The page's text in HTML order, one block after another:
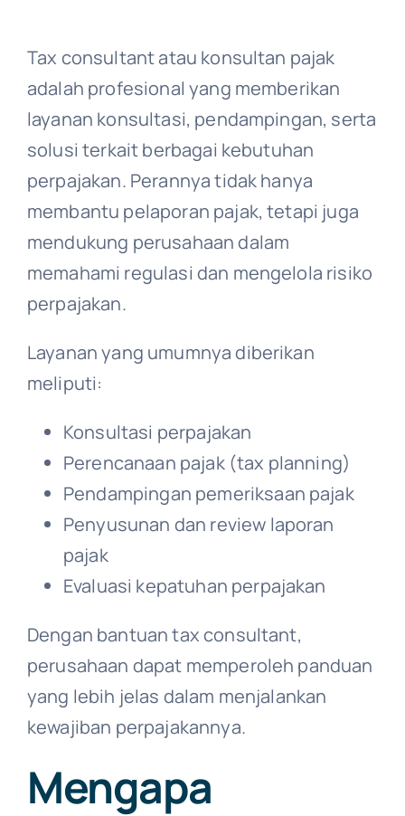
Tax consultant atau konsultan pajak
adalah profesional yang memberikan
layanan konsultasi, pendampingan, serta
solusi terkait berbagai kebutuhan
perpajakan. Perannya tidak hanya
membantu pelaporan pajak, tetapi juga
mendukung perusahaan dalam
memahami regulasi dan mengelola risiko
perpajakan.
Layanan yang umumnya diberikan
meliputi:
Konsultasi perpajakan
Perencanaan pajak (tax planning)
Pendampingan pemeriksaan pajak
Penyusunan dan review laporan
pajak
Evaluasi kepatuhan perpajakan
Dengan bantuan tax consultant,
perusahaan dapat memperoleh panduan
yang lebih jelas dalam menjalankan
kewajiban perpajakannya.
Mengapa